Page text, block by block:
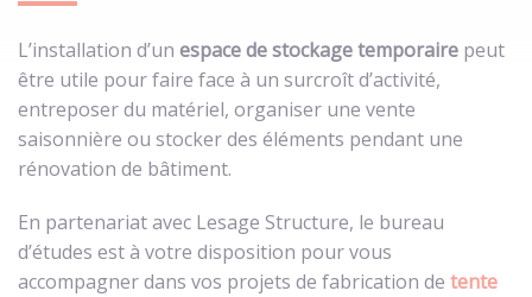
L’installation d’un espace de stockage temporaire peut
être utile pour faire face à un surcroît d’activité,
entreposer du matériel, organiser une vente
saisonnière ou stocker des éléments pendant une
rénovation de bâtiment.
En partenariat avec Lesage Structure, le bureau
d’études est à votre disposition pour vous
accompagner dans vos projets de fabrication de tente